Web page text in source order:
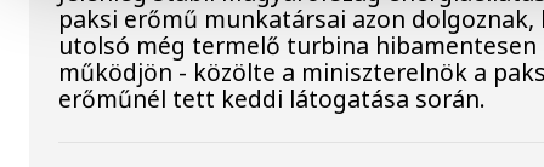
paksi erőmű munkatársai azon dolgoznak,
utolsó még termelő turbina hibamentesen
működjön - közölte a miniszterelnök a
erőműnél tett keddi látogatása során.